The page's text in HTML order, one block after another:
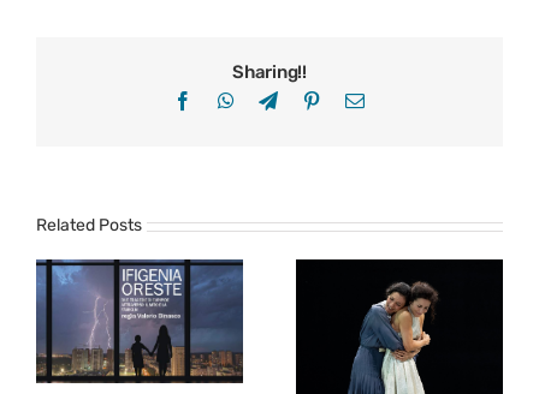
Sharing!!
FacebookWhatsApp
TelegramPinterestEmail
Related Posts